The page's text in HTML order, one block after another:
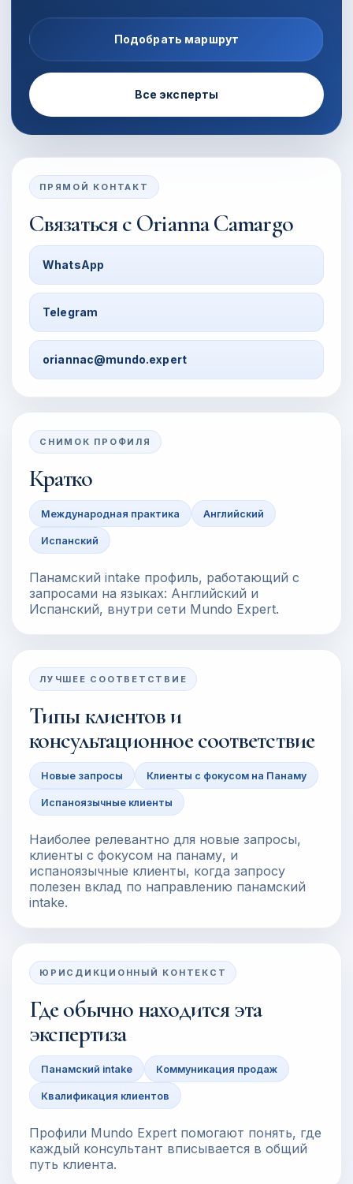
Подобрать маршрут
Все эксперты
ПРЯМОЙ КОНТАКТ
Связаться сOrianna Camargo
WhatsApp
Telegram
oriannac@mundo.expert
СНИМОК ПРОФИЛЯ
Кратко
Международная практика Английский
Испанский
Панамский intake профиль, работающий с
запросами на языках: Английский и
Испанский, внутри сети Mundo Expert.
ЛУЧШЕЕ СООТВЕТСТВИЕ
Типы клиентов и
консультационное соответствие
Новые запросы Клиенты с фокусом на Панаму
Испаноязычные клиенты
Наиболее релевантно для новые запросы,
клиенты с фокусом на панаму, и
испаноязычные клиенты, когда запросу
полезен вклад по направлению панамский
intake.
ЮРИСДИКЦИОННЫЙ КОНТЕКСТ
Где обычно находится эта
экспертиза
Панамский intake Коммуникация продаж
Квалификация клиентов
Профили Mundo Expert помогают понять, где
каждый консультант вписывается в общий
путь клиента.